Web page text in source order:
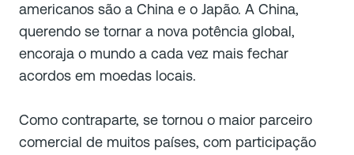
americanos são a China e o Japão. A China,
querendo se tornar a nova potência global,
encoraja o mundo a cada vez mais fechar
acordos em moedas locais.
Como contraparte, se tornou o maior parceiro
comercial de muitos países, com participação